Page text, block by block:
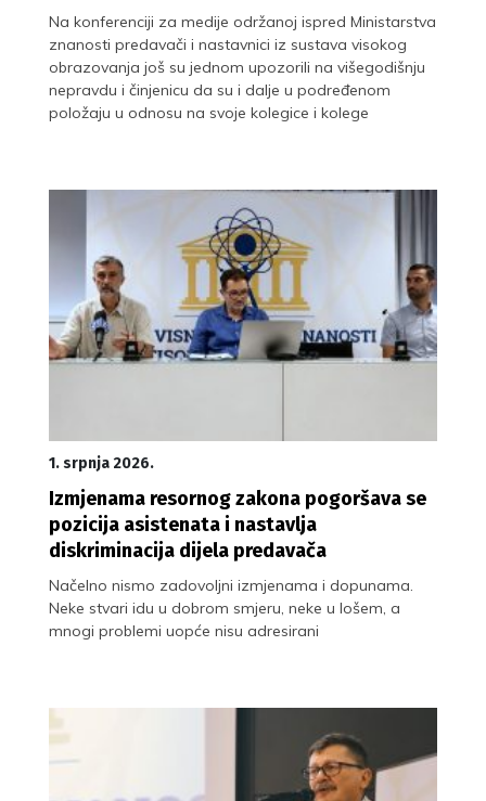
Na konferenciji za medije održanoj ispred Ministarstva
znanosti predavači i nastavnici iz sustava visokog
obrazovanja još su jednom upozorili na višegodišnju
nepravdu i činjenicu da su i dalje u podređenom
položaju u odnosu na svoje kolegice i kolege
1. srpnja 2026.
Izmjenama resornog zakona pogoršava se
pozicija asistenata i nastavlja
diskriminacija dijela predavača
Načelno nismo zadovoljni izmjenama i dopunama.
Neke stvari idu u dobrom smjeru, neke u lošem, a
mnogi problemi uopće nisu adresirani